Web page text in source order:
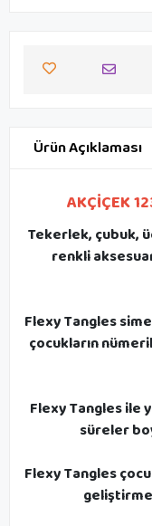
Ürün Açıklaması
AKÇİÇEK
Tekerlek, çubuk,
renkli
Flexy Tangles
çocukların
Flexy Tangles ile
süreler
Flexy Tangles